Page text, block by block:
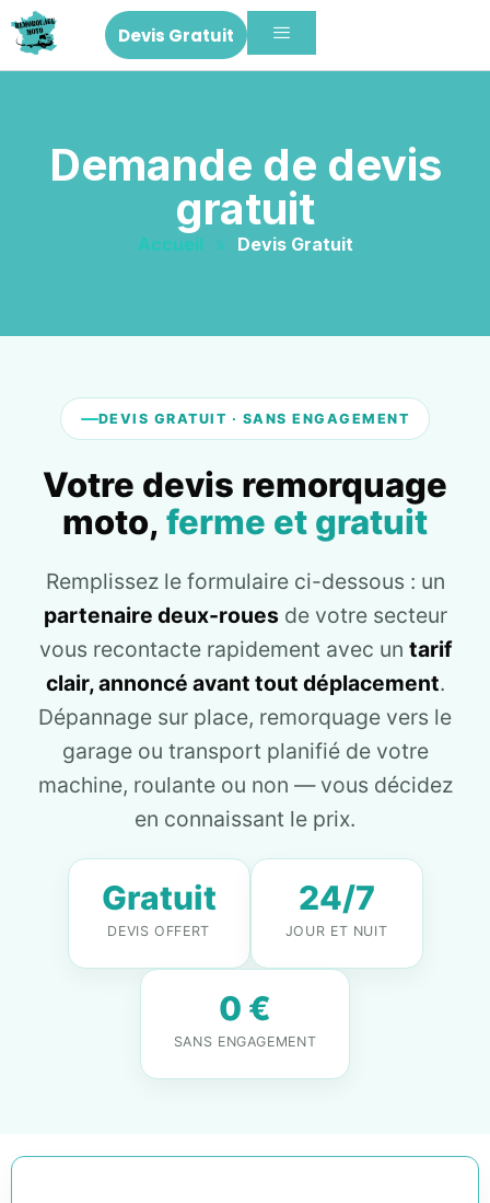
Devis Gratuit
Demande de devis
gratuit
Accueil » Devis Gratuit
DEVIS GRATUIT · SANS ENGAGEMENT
Votre devis remorquage
moto, ferme et gratuit
Remplissez le formulaire ci-dessous : un
partenaire deux-rouesde votre secteur
vous recontacte rapidement avec un tarif
clair, annoncé avant tout déplacement.
Dépannage sur place, remorquage vers le
garage ou transport planifié de votre
machine, roulante ou non — vous décidez
en connaissant le prix.
Gratuit
DEVIS OFFERT
24/7
JOUR ET NUIT
0 €
SANS ENGAGEMENT